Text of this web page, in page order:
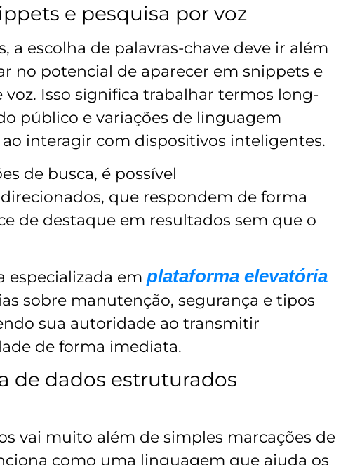
e pesquisa por voz
a escolha de palavras-chave deve ir além
no potencial de aparecer em snippets e
voz. Isso significa trabalhar termos long-
público e variações de linguagem
interagir com dispositivos inteligentes.
de busca, é possível
que respondem de forma
de destaque em resultados sem que o
especializada em plataforma elevatória
sobre manutenção, segurança e tipos
sua autoridade ao transmitir
de forma imediata.
de dados estruturados
vai muito além de simples marcações de
como uma linguagem que ajuda os